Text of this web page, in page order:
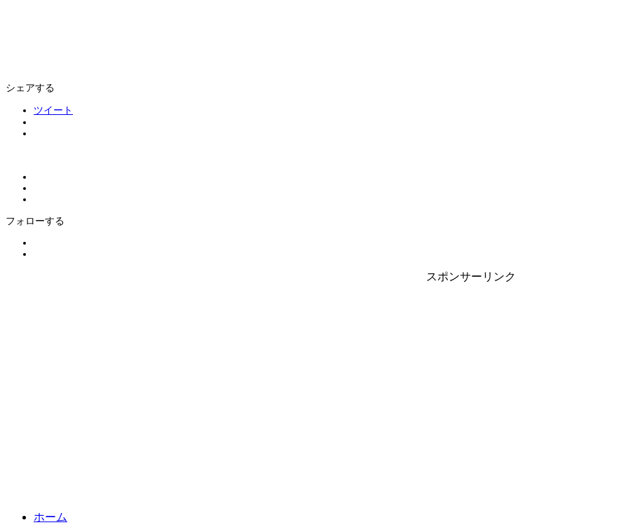
シェアする
ツイート
フォローする
スポンサーリンク
ホーム